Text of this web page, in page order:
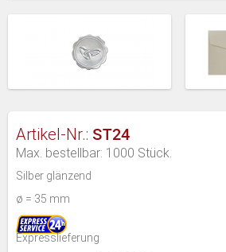
Artikel-Nr.: ST24
Max. bestellbar: 1000 Stück.
Silber glänzend
ø = 35 mm
Expresslieferung